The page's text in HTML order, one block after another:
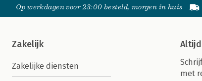
Op werkdagen voor 23:00 besteld, morgen in huis
Zakelijk
Zakelijke diensten
met